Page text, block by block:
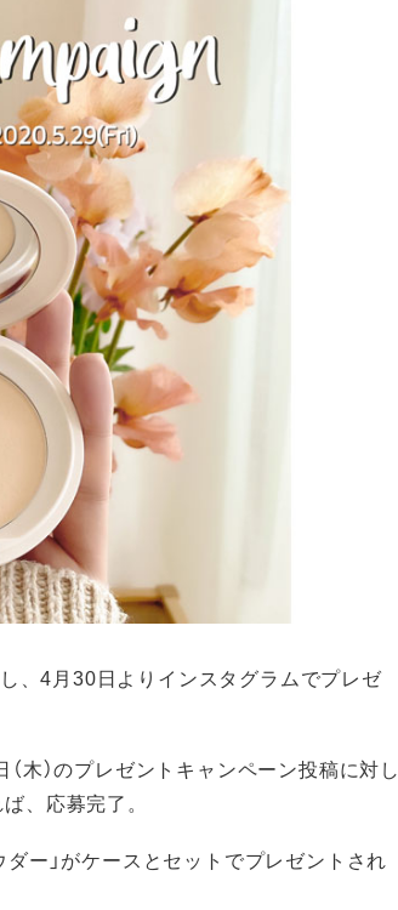
、4月30日よりインスタグラムでプレゼ
木）のプレゼントキャンペーン投稿に対し
、応募完了。
ー」がケースとセットでプレゼントされ